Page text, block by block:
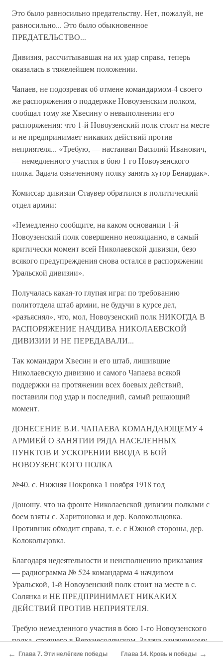
Это было равносильно предательству. Нет, пожалуй, не
равносильно... Это было обыкновенное
ПРЕДАТЕЛЬСТВО...
Дивизия, рассчитывавшая на их удар справа, теперь
оказалась в тяжелейшем положении.
Чапаев, не подозревая об отмене командармом-4 своего
же распоряжения о поддержке Новоузенским полком,
сообщал тому же Хвесину о невыполнении его
распоряжения: что 1-й Новоузенский полк стоит на месте
и не предпринимает никаких действий против
неприятеля... «Требую, — настаивал Василий Иванович,
— немедленного участия в бою 1-го Новоузенского
полка. Задача означенному полку занять хутор Бенардак».
Комиссар дивизии Стаувер обратился в политический
отдел армии:
«Немедленно сообщите, на каком основании 1-й
Новоузенский полк совершенно неожиданно, в самый
критически момент всей Николаевской дивизии, безо
всякого предупреждения снова остался в распоряжении
Уральской дивизии».
Получалась какая-то глупая игра: по требованию
политотдела штаб армии, не будучи в курсе дел,
«разъяснял», что, мол, Новоузенский полк НИКОГДА В
РАСПОРЯЖЕНИЕ НАЧДИВА НИКОЛАЕВСКОЙ
ДИВИЗИИ И НЕ ПЕРЕДАВАЛИ...
Так командарм Хвесин и его штаб, лишившие
Николаевскую дивизию и самого Чапаева всякой
поддержки на протяжении всех боевых действий,
поставили под удар и последний, самый решающий
момент.
ДОНЕСЕНИЕ В.И. ЧАПАЕВА КОМАНДАЮЩЕМУ 4
АРМИЕЙ О ЗАНЯТИИ РЯДА НАСЕЛЕННЫХ
ПУНКТОВ И УСКОРЕНИИ ВВОДА В БОЙ
НОВОУЗЕНСКОГО ПОЛКА
№40. с. Нижняя Покровка 1 ноября 1918 год
Доношу, что на фронте Николаевской дивизии полками с
боем взяты с. Харитоновка и дер. Колокольцовка.
Противник обходит справа, т. е. с Южной стороны, дер.
Колокольцовка.
Благодаря недеятельности и неисполнению приказания
— радиограмма № 524 командарма 4 начдивом
Уральской, 1-й Новоузенский полк стоит на месте в с.
Солянка и НЕ ПРЕДПРИНИМАЕТ НИКАКИХ
ДЕЙСТВИЙ ПРОТИВ НЕПРИЯТЕЛЯ.
Требую немедленного участия в бою 1-го Новоузенского
полка, стоящего в Верхнесолянском. Задача означенному
полку - занять хутор Бенардак.
← Глава 7. Эти нелёгкие победы Глава 14. Кровь и победы →